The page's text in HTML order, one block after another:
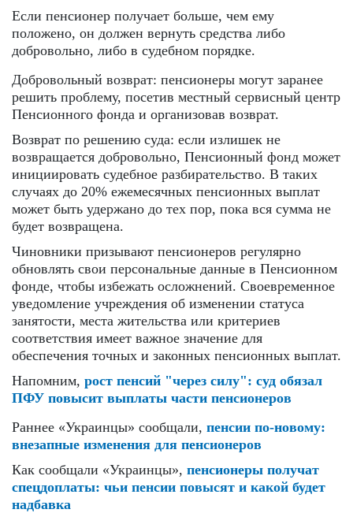
Если пенсионер получает больше, чем ему
положено, он должен вернуть средства либо
добровольно, либо в судебном порядке.
Добровольный возврат: пенсионеры могут заранее
решить проблему, посетив местный сервисный центр
Пенсионного фонда и организовав возврат.
Возврат по решению суда: если излишек не
возвращается добровольно, Пенсионный фонд может
инициировать судебное разбирательство. В таких
случаях до 20% ежемесячных пенсионных выплат
может быть удержано до тех пор, пока вся сумма не
будет возвращена.
Чиновники призывают пенсионеров регулярно
обновлять свои персональные данные в Пенсионном
фонде, чтобы избежать осложнений. Своевременное
уведомление учреждения об изменении статуса
занятости, места жительства или критериев
соответствия имеет важное значение для
обеспечения точных и законных пенсионных выплат.
Напомним, рост пенсий "через силу": суд обязал
ПФУ повысит выплаты части пенсионеров
Раннее «Украинцы» сообщали, пенсии по-новому:
внезапные изменения для пенсионеров
Как сообщали «Украинцы», пенсионеры получат
спецдоплаты: чьи пенсии повысят и какой будет
надбавка